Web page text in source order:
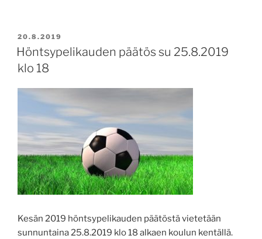
JULKAISTU
20.8.2019
Höntsypelikauden päätös su 25.8.2019
klo 18
Kesän 2019 höntsypelikauden päätöstä vietetään
sunnuntaina 25.8.2019 klo 18 alkaen koulun kentällä.